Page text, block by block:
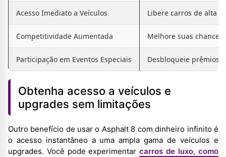
Acesso Imediato a Veículos Libere carros de alta
Competitividade Aumentada Melhore suas
Participação em Eventos Especiais Desbloqueie prêmios
Obtenha acesso a veículos e
upgrades sem limitações
Outro benefício de usar o Asphalt 8 com dinheiro infinito é
o acesso instantâneo a uma ampla gama de veículos e
upgrades. Você pode experimentarcarros de luxo, como